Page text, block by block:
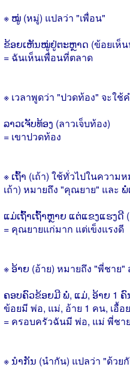
※ ໝູ່ (หมู่) แปลว่า "เพื่อน"
ຂ້ອຍເຫັນໝູ່ຢູ່ຕະຫຼາດ (ข้อยเห็น
= ฉันเห็นเพื่อนที่ตลาด
※ เวลาพูดว่า "ปวดท้อง" จะใช้
ລາວເຈັບທ້ອງ (ลาวเจ็บท้อง)
= เขาปวดท้อง
※ ເຖົ້າ (เถ้า) ใช้ทั่วไปในควา
เถ้า) หมายถึง "คุณยาย" และ
ແມ່ເຖົ້າເຖົ້າຫຼາຍ ແຕ່ແຂງແຮງດີ
= คุณยายแก่มาก แต่เข็งแรงดี
※ ອ້າຍ (อ้าย) หมายถึง "พี่ชาย"
ຄອບຄົວຂ້ອຍມີ ພໍ່, ແມ່, ອ້າຍ 1
ข้อยมี พ่อ, แม่, อ้าย 1 คน, เอื้อ
= ครอบครัวฉันมี พ่อ, แม่ พี่ชา
※ ນຳກັນ (นำกัน) แปลว่า "ด้วย